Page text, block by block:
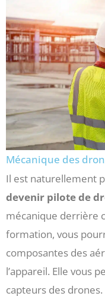
Mécanique des
Il est naturellement
devenir pilote de
mécanique derrière
formation, vous
composantes des
l’appareil. Elle vous
capteurs des